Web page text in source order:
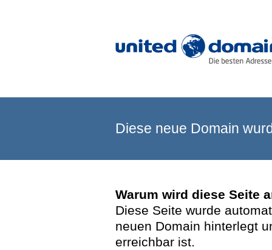
Diese neue Domain
Warum wird diese Seite
Diese Seite wurde
neuen Domain hinterlegt
erreichbar ist.